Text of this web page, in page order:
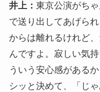
井上： 東京公演がち
で送り出してあげら
からは離れるけれど
んですよ。寂しい気
ういう安心感がある
シッと決めて、「じ